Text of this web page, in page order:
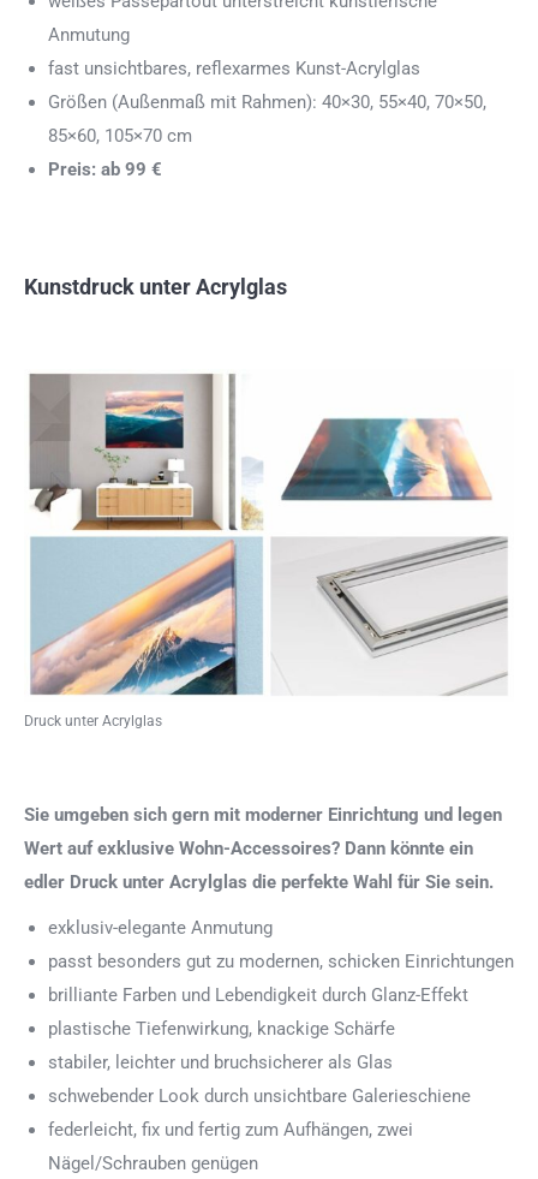
Anmutung
fast unsichtbares, reflexarmes Kunst-Acrylglas
Größen (Außenmaß mit Rahmen): 40×30, 55×40, 70×50,
85×60, 105×70 cm
Preis: ab 99 €
Kunstdruck unter Acrylglas
Druck unter Acrylglas
Sie umgeben sich gern mit moderner Einrichtung und legen
Wert auf exklusive Wohn-Accessoires? Dann könnte ein
edler Druck unter Acrylglas die perfekte Wahl für Sie sein.
exklusiv-elegante Anmutung
passt besonders gut zu modernen, schicken Einrichtungen
brilliante Farben und Lebendigkeit durch Glanz-Effekt
plastische Tiefenwirkung, knackige Schärfe
stabiler, leichter und bruchsicherer als Glas
schwebender Look durch unsichtbare Galerieschiene
federleicht, fix und fertig zum Aufhängen, zwei
Nägel/Schrauben genügen